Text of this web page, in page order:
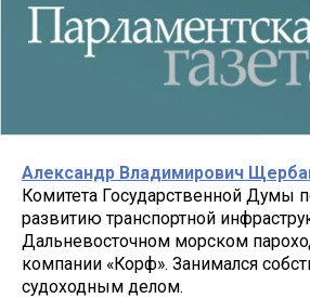
Александр Владимирович
Комитета Государственной Думы
развитию транспортной
Дальневосточном морском
компании «Корф». Занимался
судоходным делом.